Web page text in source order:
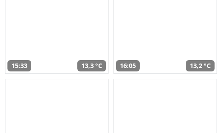
15:33 13,3 °C 16:05 13,2 °C